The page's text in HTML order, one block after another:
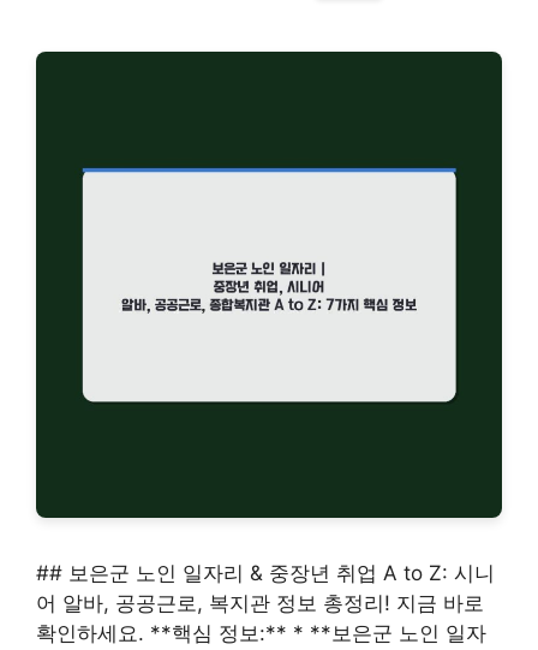
## 보은군 노인 일자리 & 중장년 취업 A to Z: 시니
어 알바, 공공근로, 복지관 정보 총정리! 지금 바로
확인하세요. **핵심 정보:** * **보은군 노인 일자